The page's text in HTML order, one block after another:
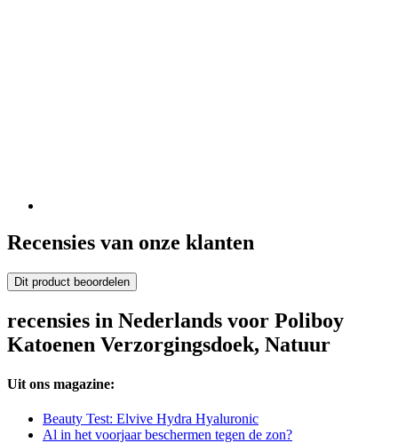
Recensies van onze klanten
Dit product beoordelen
recensies in Nederlands voor Poliboy
Katoenen Verzorgingsdoek, Natuur
Uit ons magazine:
Beauty Test: Elvive Hydra Hyaluronic
Al in het voorjaar beschermen tegen de zon?